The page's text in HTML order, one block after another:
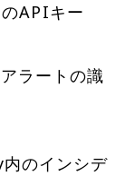
APIキー
ラートの識
のインシデ